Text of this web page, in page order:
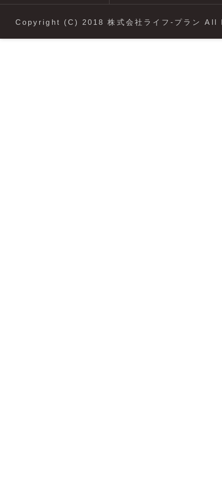
Copyright (C) 2018 株式会社ライフ-プラン